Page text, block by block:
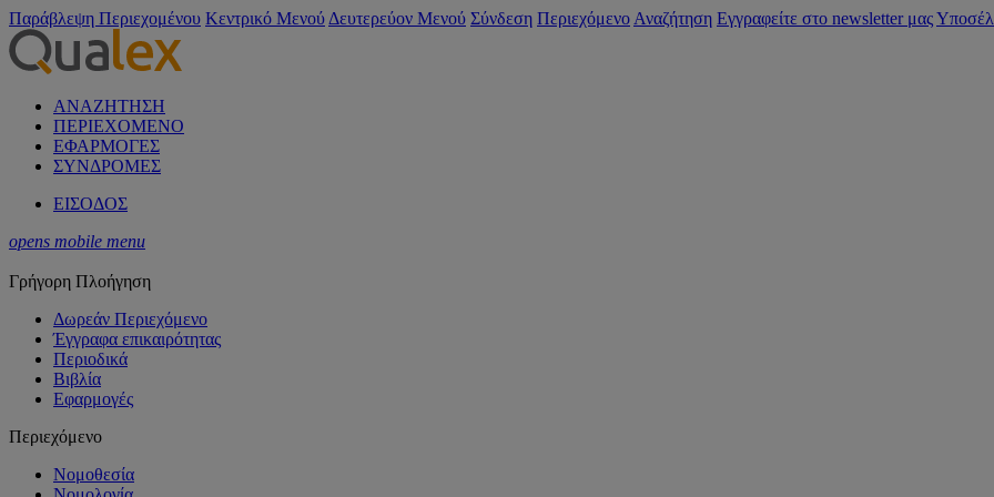
Παράβλεψη Περιεχομένου Κεντρικό Μενού Δευτερεύον Μενού Σύνδεση Περιεχόμενο Αναζήτηση Εγγραφείτε στο newsletter μας
ΑΝΑΖΗΤΗΣΗ
ΠΕΡΙΕΧΟΜΕΝΟ
ΕΦΑΡΜΟΓΕΣ
ΣΥΝΔΡΟΜΕΣ
ΕΙΣΟΔΟΣ
opens mobile menu
Γρήγορη Πλοήγηση
Δωρεάν Περιεχόμενο
Έγγραφα επικαιρότητας
Περιοδικά
Βιβλία
Εφαρμογές
Περιεχόμενο
Νομοθεσία